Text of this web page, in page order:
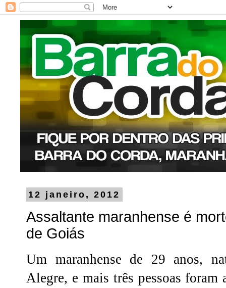
12 janeiro, 2012
Assaltante maranhense é
de Goiás
Um maranhense de 29 anos,
Alegre, e mais três pessoas foram